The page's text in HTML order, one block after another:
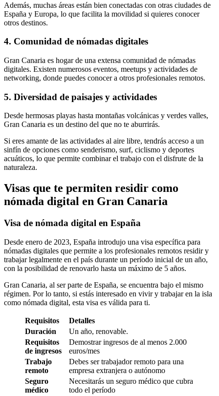
Además, muchas áreas están bien conectadas con otras ciudades de
España y Europa, lo que facilita la movilidad si quieres conocer
otros destinos.
4. Comunidad de nómadas digitales
Gran Canaria es hogar de una extensa comunidad de nómadas
digitales. Existen numerosos eventos, meetups y actividades de
networking, donde puedes conocer a otros profesionales remotos.
5. Diversidad de paisajes y actividades
Desde hermosas playas hasta montañas volcánicas y verdes valles,
Gran Canaria es un destino del que no te aburrirás.
Si eres amante de las actividades al aire libre, tendrás acceso a un
sinfín de opciones como senderismo, surf, ciclismo y deportes
acuáticos, lo que permite combinar el trabajo con el disfrute de la
naturaleza.
Visas que te permiten residir como
nómada digital en Gran Canaria
Visa de nómada digital en España
Desde enero de 2023, España introdujo una visa específica para
nómadas digitales que permite a los profesionales remotos residir y
trabajar legalmente en el país durante un período inicial de un año,
con la posibilidad de renovarlo hasta un máximo de 5 años.
Gran Canaria, al ser parte de España, se encuentra bajo el mismo
régimen. Por lo tanto, si estás interesado en vivir y trabajar en la isla
como nómada digital, esta visa es válida para ti.
Requisitos
Detalles
Duración
Un año, renovable.
Requisitos
de ingresos
Demostrar ingresos de al menos 2.000
euros/mes
Trabajo
remoto
Debes ser trabajador remoto para una
empresa extranjera o autónomo
Seguro
médico
Necesitarás un seguro médico que cubra
todo el período